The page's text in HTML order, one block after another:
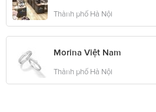
Thành phố Hà Nội
Morina Việt Nam
Thành phố Hà Nội